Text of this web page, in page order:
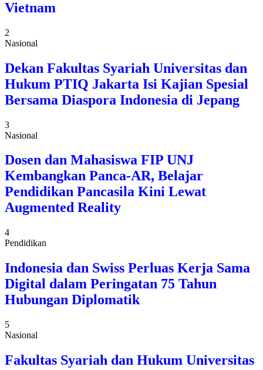
Vietnam
2
Nasional
Dekan Fakultas Syariah Universitas dan
Hukum PTIQ Jakarta Isi Kajian Spesial
Bersama Diaspora Indonesia di Jepang
3
Nasional
Dosen dan Mahasiswa FIP UNJ
Kembangkan Panca-AR, Belajar
Pendidikan Pancasila Kini Lewat
Augmented Reality
4
Pendidikan
Indonesia dan Swiss Perluas Kerja Sama
Digital dalam Peringatan 75 Tahun
Hubungan Diplomatik
5
Nasional
Fakultas Syariah dan Hukum Universitas